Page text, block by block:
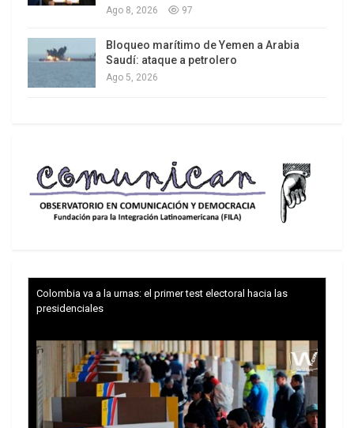
Ago 8, 2026 97
Bloqueo marítimo de Yemen a Arabia
Saudí: ataque a petrolero
Ago 5, 2026
Colombia va a la urnas: el primer test electoral hacia las
presidenciales